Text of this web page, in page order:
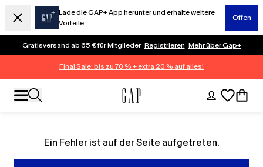
Lade die GAP+ App herunter und erhalte weitere
Vorteile
Offen
Gratisversand ab 65 € für Mitglieder Registrieren Mehr über Gap+
Final Sale: bis zu 70 % + extra 20 % auf alles!
Ein Fehler ist auf der Seite aufgetreten.